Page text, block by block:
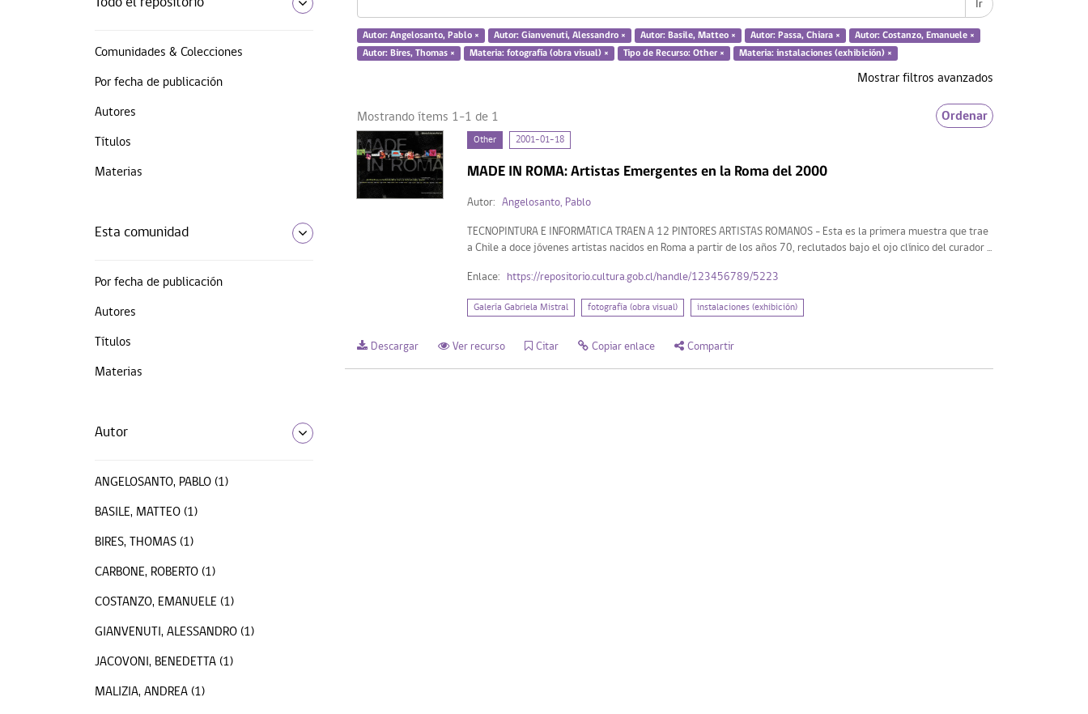
Comunidades & Colecciones
Por fecha de publicación
Autores
Títulos
Materias
Esta comunidad
Por fecha de publicación
Autores
Títulos
Materias
Autor
ANGELOSANTO, PABLO (1)
BASILE, MATTEO (1)
BIRES, THOMAS (1)
CARBONE, ROBERTO (1)
COSTANZO, EMANUELE (1)
GIANVENUTI, ALESSANDRO (1)
JACOVONI, BENEDETTA (1)
MALIZIA, ANDREA (1)
Ir
Autor: Angelosanto, Pablo × Autor: Gianvenuti, Alessandro × Autor: Basile, Matteo × Autor: Passa, Chiara ×
Autor: Costanzo, Emanuele ×
Autor: Bires, Thomas ×
Materia: fotografía (obra visual) × Tipo de Recurso: Other × Materia: instalaciones (exhibición) ×
Mostrar filtros avanzados
Mostrando ítems 1-1 de 1 Ordenar
Other 2001-01-18
MADE IN ROMA: Artistas Emergentes en la Roma del 2000
Autor: Angelosanto, Pablo
TECNOPINTURA E INFORMÁTICA TRAEN A 12 PINTORES ARTISTAS ROMANOS - Esta es la primera muestra que trae
a Chile a doce jóvenes artistas nacidos en Roma a partir de los años 70, reclutados bajo el ojo clínico del curador ...
Enlace: https://repositorio.cultura.gob.cl/handle/123456789/5223
Galería Gabriela Mistral fotografía (obra visual) instalaciones (exhibición)
Descargar Ver recurso Citar Copiar enlace Compartir